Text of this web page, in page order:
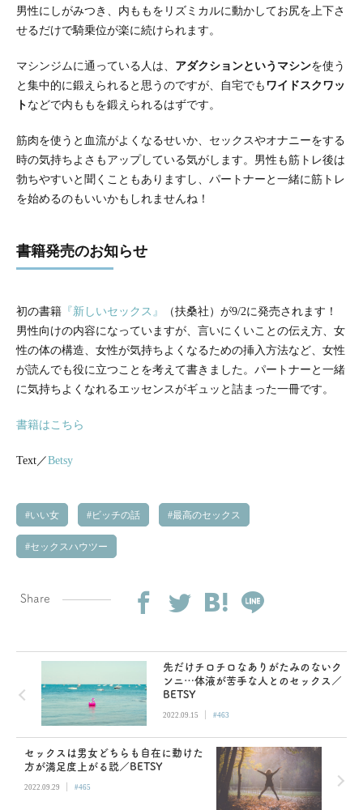
男性にしがみつき、内ももをリズミカルに動かしてお尻を上下さ
せるだけで騎乗位が楽に続けられます。
マシンジムに通っている人は、 アダクションというマシンを使う
と集中的に鍛えられると思うのですが、自宅でも ワイドスクワッ
ト などで内ももを鍛えられるはずです。
筋肉を使うと血流がよくなるせいか、セックスやオナニーをする
時の気持ちよさもアップしている気がします。男性も筋トレ後は
勃ちやすいと聞くこともありますし、パートナーと一緒に筋トレ
を始めるのもいいかもしれませんね！
書籍発売のお知らせ
初の書籍 『新しいセックス』
（扶桑社）が9/2に発売されます！
男性向けの内容になっていますが、言いにくいことの伝え方、女
性の体の構造、女性が気持ちよくなるための挿入方法など、女性
が読んでも役に立つことを考えて書きました。パートナーと一緒
に気持ちよくなれるエッセンスがギュッと詰まった一冊です。
書籍はこちら
Text／Betsy
いい女 ビッチの話 最高のセックス
セックスハウツー
Share
先だけチロチロなありがたみのないク
ンニ…体液が苦手な人とのセックス／
BETSY
2022.09.15 | #463
セックスは男女どちらも自在に動けた
方が満足度上がる説／BETSY
2022.09.29 | #465